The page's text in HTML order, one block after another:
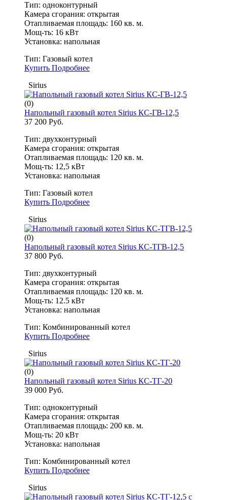
Тип: одноконтурный
Камера сгорания: открытая
Отапливаемая площадь: 160 кв. м.
Мощ-ть: 16 кВт
Установка: напольная
Тип: Газовый котел
Купить Подробнее
Sirius
(0)
Напольный газовый котел Sirius КС-ГВ-12,5
37 200 Руб.
Тип: двухконтурный
Камера сгорания: открытая
Отапливаемая площадь: 120 кв. м.
Мощ-ть: 12,5 кВт
Установка: напольная
Тип: Газовый котел
Купить Подробнее
Sirius
(0)
Напольный газовый котел Sirius КС-ТГВ-12,5
37 800 Руб.
Тип: двухконтурный
Камера сгорания: открытая
Отапливаемая площадь: 120 кв. м.
Мощ-ть: 12.5 кВт
Установка: напольная
Тип: Комбинированный котел
Купить Подробнее
Sirius
(0)
Напольный газовый котел Sirius КС-ТГ-20
39 000 Руб.
Тип: одноконтурный
Камера сгорания: открытая
Отапливаемая площадь: 200 кв. м.
Мощ-ть: 20 кВт
Установка: напольная
Тип: Комбинированный котел
Купить Подробнее
Sirius